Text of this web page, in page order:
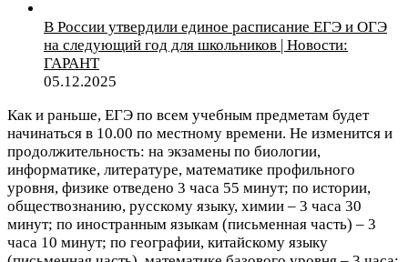
В России утвердили единое расписание ЕГЭ и ОГЭ
на следующий год для школьников | Новости:
ГАРАНТ
05.12.2025
Как и раньше, ЕГЭ по всем учебным предметам будет
начинаться в 10.00 по местному времени. Не изменится и
продолжительность: на экзамены по биологии,
информатике, литературе, математике профильного
уровня, физике отведено 3 часа 55 минут; по истории,
обществознанию, русскому языку, химии – 3 часа 30
минут; по иностранным языкам (письменная часть) – 3
часа 10 минут; по географии, китайскому языку